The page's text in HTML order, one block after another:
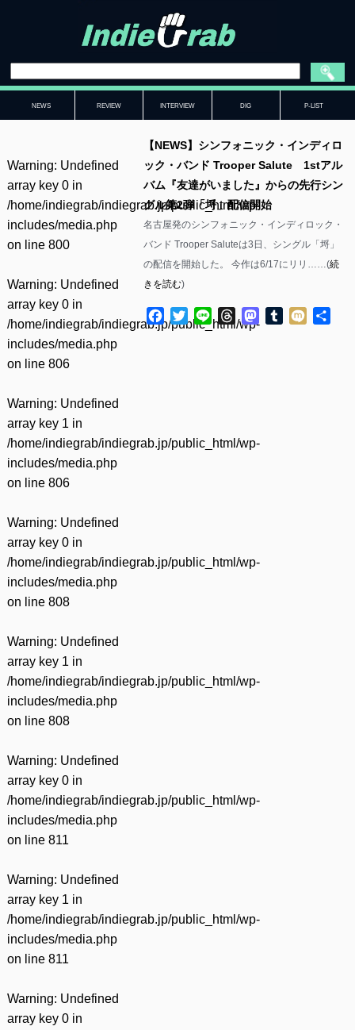
NEWS REVIEW INTERVIEW DIG P-LIST
Warning: Undefined
array key 0 in
/home/indiegrab/indiegrab.jp/public_html/wp-
includes/media.php
on line 800
Warning: Undefined
array key 0 in
/home/indiegrab/indiegrab.jp/public_html/wp-
includes/media.php
on line 806
Warning: Undefined
array key 1 in
/home/indiegrab/indiegrab.jp/public_html/wp-
includes/media.php
on line 806
Warning: Undefined
array key 0 in
/home/indiegrab/indiegrab.jp/public_html/wp-
includes/media.php
on line 808
Warning: Undefined
array key 1 in
/home/indiegrab/indiegrab.jp/public_html/wp-
includes/media.php
on line 808
Warning: Undefined
array key 0 in
/home/indiegrab/indiegrab.jp/public_html/wp-
includes/media.php
on line 811
Warning: Undefined
array key 1 in
/home/indiegrab/indiegrab.jp/public_html/wp-
includes/media.php
on line 811
Warning: Undefined
array key 0 in
【NEWS】シンフォニック・インディロ
ック・バンド Trooper Salute 1stアル
バム『友達がいました』からの先行シン
グル第2弾「埒」配信開始
名古屋発のシンフォニック・インディロック・
バンド Trooper Saluteは3日、シングル「埒」
の配信を開始した。 今作は6/17にリリ……(続
きを読む)
Facebook
TwitterLine ThreadsMastodon
Tumblr
Mixi